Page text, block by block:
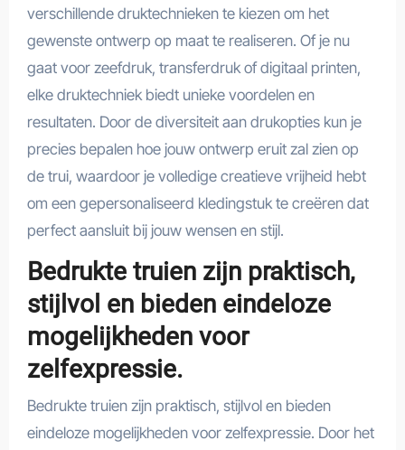
verschillende druktechnieken te kiezen om het
gewenste ontwerp op maat te realiseren. Of je nu
gaat voor zeefdruk, transferdruk of digitaal printen,
elke druktechniek biedt unieke voordelen en
resultaten. Door de diversiteit aan drukopties kun je
precies bepalen hoe jouw ontwerp eruit zal zien op
de trui, waardoor je volledige creatieve vrijheid hebt
om een gepersonaliseerd kledingstuk te creëren dat
perfect aansluit bij jouw wensen en stijl.
Bedrukte truien zijn praktisch,
stijlvol en bieden eindeloze
mogelijkheden voor
zelfexpressie.
Bedrukte truien zijn praktisch, stijlvol en bieden
eindeloze mogelijkheden voor zelfexpressie. Door het